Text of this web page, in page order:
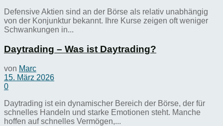
Defensive Aktien sind an der Börse als relativ unabhängig
von der Konjunktur bekannt. Ihre Kurse zeigen oft weniger
Schwankungen in...
Daytrading – Was ist Daytrading?
von Marc
15. März 2026
0
Daytrading ist ein dynamischer Bereich der Börse, der für
schnelles Handeln und starke Emotionen steht. Manche
hoffen auf schnelles Vermögen,...